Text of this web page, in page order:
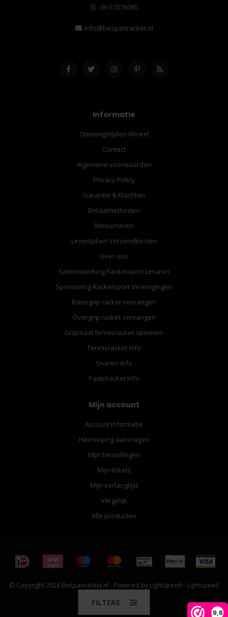
9,6
06-57276080
info@bespanracket.nl
Informatie
Openingstijden Winkel
Contact
Algemene voorwaarden
Privacy Policy
Garantie & Klachten
Betaalmethoden
Retourneren
Levertijd en Verzendkosten
Over ons
Samenwerking Racketsport Leraren
Sponsoring Racketsport Verenigingen
Basisgrip racket vervangen
Overgrip racket vervangen
Gripmaat tennisracket opmeten
Tennisracket info
Snaren info
Padelracket Info
Mijn account
Account informatie
Herroeping aanvragen
Mijn bestellingen
Mijn tickets
Mijn verlanglijst
Vergelijk
Alle producten
© Copyright 2026 Bespanracket.nl - Powered by Lightspeed - Lightspeed
Dyvelopment
FILTERS